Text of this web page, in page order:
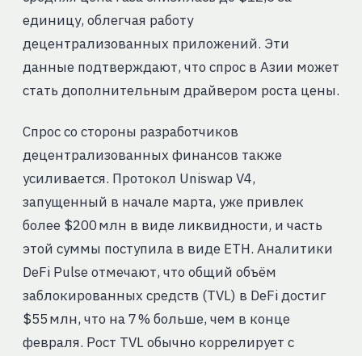
единицу, облегчая работу
децентрализованных приложений. Эти
данные подтверждают, что спрос в Азии может
стать дополнительным драйвером роста цены.
Спрос со стороны разработчиков
децентрализованных финансов также
усиливается. Протокол Uniswap V4,
запущенный в начале марта, уже привлек
более $200 млн в виде ликвидности, и часть
этой суммы поступила в виде ETH. Аналитики
DeFi Pulse отмечают, что общий объём
заблокированных средств (TVL) в DeFi достиг
$55 млн, что на 7 % больше, чем в конце
февраля. Рост TVL обычно коррелирует с